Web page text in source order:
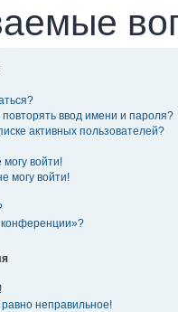
ввод имени и пароля?
активных пользователей?
могу войти!
могу войти!
неправильное!